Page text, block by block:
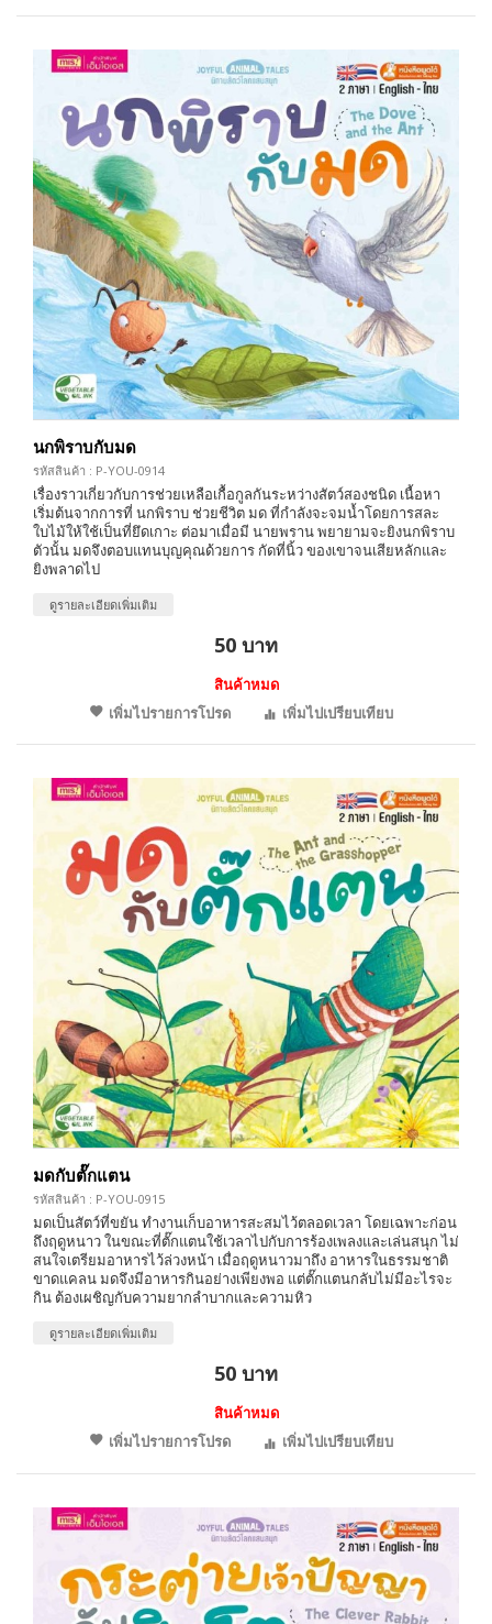
นกพิราบกับมด
รหัสสินค้า : P-YOU-0914
เรื่องราวเกี่ยวกับการช่วยเหลือเกื้อกูลกันระหว่างสัตว์สองชนิด เนื้อหา
เริ่มต้นจากการที่ นกพิราบ ช่วยชีวิต มด ที่กำลังจะจมน้ำโดยการสละ
ใบไม้ให้ใช้เป็นที่ยึดเกาะ ต่อมาเมื่อมี นายพราน พยายามจะยิงนกพิราบ
ตัวนั้น มดจึงตอบแทนบุญคุณด้วยการ กัดที่นิ้ว ของเขาจนเสียหลักและ
ยิงพลาดไป
ดูรายละเอียดเพิ่มเติม
50 บาท
สินค้าหมด
เพิ่มไปรายการโปรด
เพิ่มไปเปรียบเทียบ
มดกับตั๊กแตน
รหัสสินค้า : P-YOU-0915
มดเป็นสัตว์ที่ขยัน ทำงานเก็บอาหารสะสมไว้ตลอดเวลา โดยเฉพาะก่อน
ถึงฤดูหนาว ในขณะที่ตั๊กแตนใช้เวลาไปกับการร้องเพลงและเล่นสนุก ไม่
สนใจเตรียมอาหารไว้ล่วงหน้า เมื่อฤดูหนาวมาถึง อาหารในธรรมชาติ
ขาดแคลน มดจึงมีอาหารกินอย่างเพียงพอ แต่ตั๊กแตนกลับไม่มีอะไรจะ
กิน ต้องเผชิญกับความยากลำบากและความหิว
ดูรายละเอียดเพิ่มเติม
50 บาท
สินค้าหมด
เพิ่มไปรายการโปรด
เพิ่มไปเปรียบเทียบ